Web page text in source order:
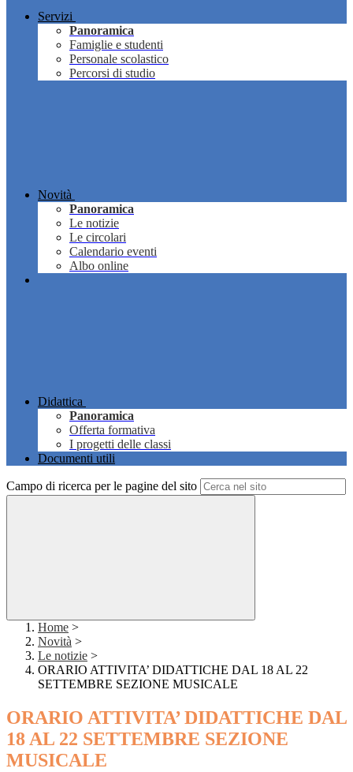
Servizi
Panoramica
Famiglie e studenti
Personale scolastico
Percorsi di studio
Novità
Panoramica
Le notizie
Le circolari
Calendario eventi
Albo online
Didattica
Panoramica
Offerta formativa
I progetti delle classi
Documenti utili
Campo di ricerca per le pagine del sito
Home >
Novità >
Le notizie >
ORARIO ATTIVITA’ DIDATTICHE DAL 18 AL 22
SETTEMBRE SEZIONE MUSICALE
ORARIO ATTIVITA’ DIDATTICHE DAL
18 AL 22 SETTEMBRE SEZIONE
MUSICALE